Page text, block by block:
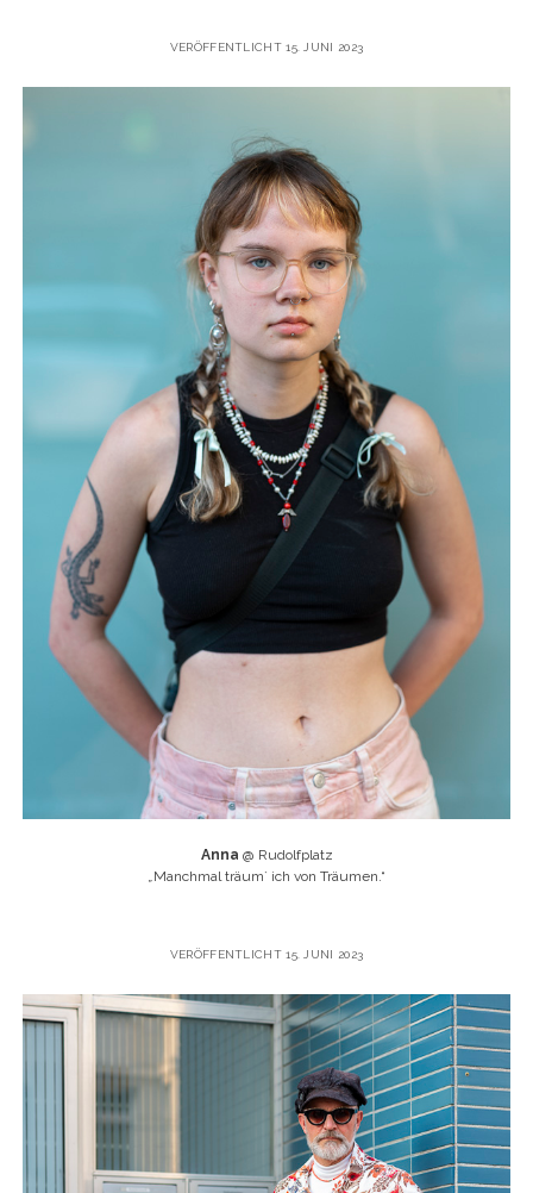
VERÖFFENTLICHT 15. JUNI 2023
Anna @ Rudolfplatz
Manchmal träum` ich von Träumen.“
VERÖFFENTLICHT 15. JUNI 2023